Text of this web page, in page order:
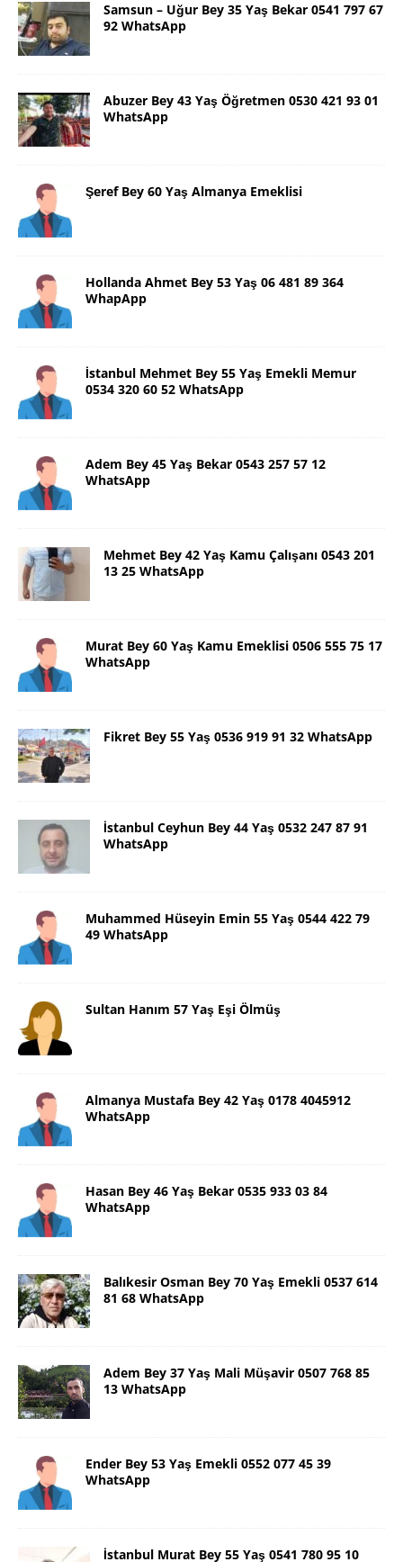
Samsun – Uğur Bey 35 Yaş Bekar 0541 797 67
92 WhatsApp
Abuzer Bey 43 Yaş Öğretmen 0530 421 93 01
WhatsApp
Şeref Bey 60 Yaş Almanya Emeklisi
Hollanda Ahmet Bey 53 Yaş 06 481 89 364
WhapApp
İstanbul Mehmet Bey 55 Yaş Emekli Memur
0534 320 60 52 WhatsApp
Adem Bey 45 Yaş Bekar 0543 257 57 12
WhatsApp
Mehmet Bey 42 Yaş Kamu Çalışanı 0543 201
13 25 WhatsApp
Murat Bey 60 Yaş Kamu Emeklisi 0506 555 75 17
WhatsApp
Fikret Bey 55 Yaş 0536 919 91 32 WhatsApp
İstanbul Ceyhun Bey 44 Yaş 0532 247 87 91
WhatsApp
Muhammed Hüseyin Emin 55 Yaş 0544 422 79
49 WhatsApp
Sultan Hanım 57 Yaş Eşi Ölmüş
Almanya Mustafa Bey 42 Yaş 0178 4045912
WhatsApp
Hasan Bey 46 Yaş Bekar 0535 933 03 84
WhatsApp
Balıkesir Osman Bey 70 Yaş Emekli 0537 614
81 68 WhatsApp
Adem Bey 37 Yaş Mali Müşavir 0507 768 85
13 WhatsApp
Ender Bey 53 Yaş Emekli 0552 077 45 39
WhatsApp
İstanbul Murat Bey 55 Yaş 0541 780 95 10